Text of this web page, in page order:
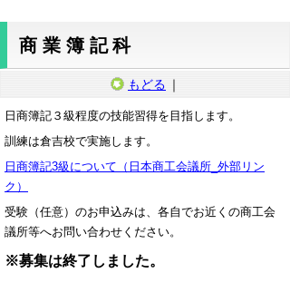
商業簿記科
もどる ｜
日商簿記３級程度の技能習得を目指します。
訓練は倉吉校で実施します。
日商簿記3級について （日本商工会議所_外部リン
ク）
受験（任意）のお申込みは、各自でお近くの商工会
議所等へお問い合わせください。
※募集は終了しました。